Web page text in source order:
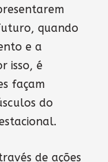
quando
e a
isso, é
façam
do
de ações